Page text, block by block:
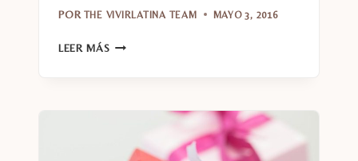
POR THE VIVIRLATINA TEAM MAYO 3, 2016
LEER MÁS FRASES